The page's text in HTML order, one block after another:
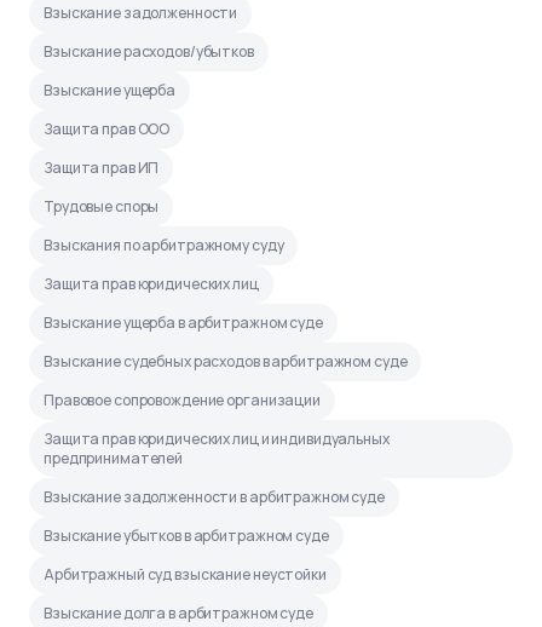
Взыскание задолженности
Взыскание расходов/убытков
Взыскание ущерба
Защита прав ООО
Защита прав ИП
Трудовые споры
Взыскания по арбитражному суду
Защита прав юридических лиц
Взыскание ущерба в арбитражном суде
Взыскание судебных расходов в арбитражном суде
Правовое сопровождение организации
Защита прав юридических лиц и индивидуальных
предпринимателей
Взыскание задолженности в арбитражном суде
Взыскание убытков в арбитражном суде
Арбитражный суд взыскание неустойки
Взыскание долга в арбитражном суде